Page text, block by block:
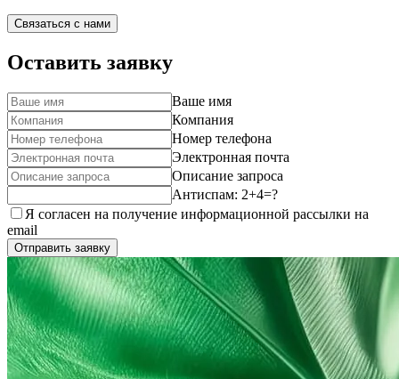
Связаться с нами
Оставить заявку
Ваше имя
Компания
Номер телефона
Электронная почта
Описание запроса
Антиспам: 2+4=?
Я согласен на получение информационной рассылки на
email
Отправить заявку